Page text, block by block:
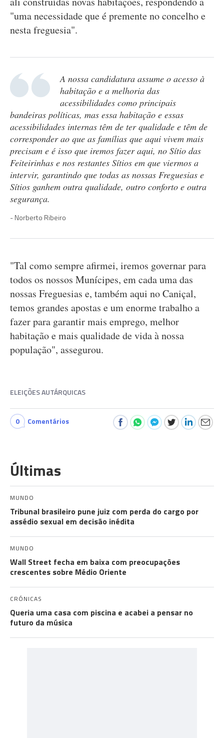
"uma necessidade que é premente no concelho e
nesta freguesia".
A nossa candidatura assume o acesso à
habitação e a melhoria das
acessibilidades como principais
bandeiras políticas, mas essa habitação e essas
acessibilidades internas têm de ter qualidade e têm de
corresponder ao que as famílias que aqui vivem mais
precisam e é isso que iremos fazer aqui, no Sítio das
Feiteirinhas e nos restantes Sítios em que viermos a
intervir, garantindo que todas as nossas Freguesias e
Sítios ganhem outra qualidade, outro conforto e outra
segurança.
Norberto Ribeiro
"Tal como sempre afirmei, iremos governar para
todos os nossos Munícipes, em cada uma das
nossas Freguesias e, também aqui no Caniçal,
temos grandes apostas e um enorme trabalho a
fazer para garantir mais emprego, melhor
habitação e mais qualidade de vida à nossa
população", assegurou.
ELEIÇÕES AUTÁRQUICAS
0 Comentários
Últimas
MUNDO
Tribunal brasileiro pune juiz com perda do cargo por
assédio sexual em decisão inédita
MUNDO
Wall Street fecha em baixa com preocupações
crescentes sobre Médio Oriente
CRÓNICAS
Queria uma casa com piscina e acabei a pensar no
futuro da música